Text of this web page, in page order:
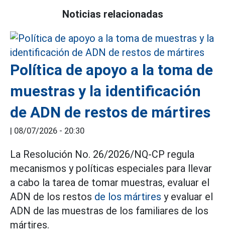
Noticias relacionadas
Política de apoyo a la toma de
muestras y la identificación
de ADN de restos de mártires
08/07/2026 - 20:30
La Resolución No. 26/2026/NQ-CP regula
mecanismos y políticas especiales para llevar
a cabo la tarea de tomar muestras, evaluar el
ADN de los restos de los mártires y evaluar el
ADN de las muestras de los familiares de los
mártires.